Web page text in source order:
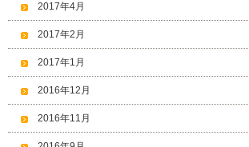
2017年4月
2017年2月
2017年1月
2016年12月
2016年11月